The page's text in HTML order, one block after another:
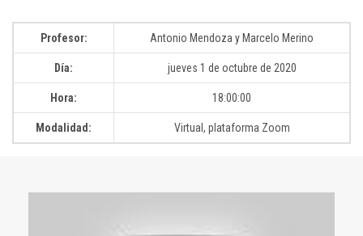
Profesor: Antonio Mendoza y Marcelo Merino
Día: jueves 1 de octubre de 2020
Hora: 18:00:00
Modalidad: Virtual, plataforma Zoom